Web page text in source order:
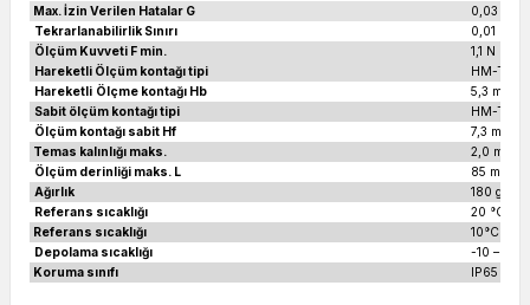
Max. İzin Verilen Hatalar G
0,03 mm
Tekrarlanabilirlik Sınırı
0,01 mm
Ölçüm Kuvveti F min.
1,1 N
Hareketli Ölçüm kontağı tipi
HM-Top
Hareketli Ölçme kontağı Hb
5,3 mm
Sabit ölçüm kontağı tipi
HM-Top
Ölçüm kontağı sabit Hf
7,3 mm
Temas kalınlığı maks.
2,0 mm
Ölçüm derinliği maks. L
85 mm
Ağırlık
180 gr
Referans sıcaklığı
20 °C
Referans sıcaklığı
10°C -
Depolama sıcaklığı
-10 – 50
Koruma sınıfı
IP65